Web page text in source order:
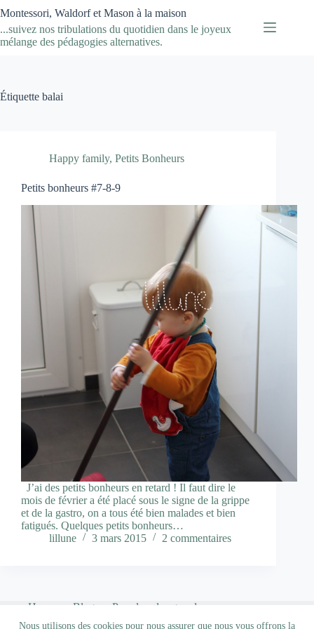
au
contenu
Nous utilisons des cookies pour nous assurer que nous vous offrons la
Montessori, Waldorf et Mason à la maison
...suivez nos tribulations du quotidien dans le joyeux
mélange des pédagogies alternatives.
Étiquette balai
Happy family, Petits Bonheurs
Petits bonheurs #7-8-9
J’ai des petits bonheurs en retard ! Il faut dire le
mois de février a été placé sous le signe de la grippe
et de la gastro, on a tous été bien malades et bien
fatigués. Quelques petits bonheurs…
lillune
3 mars 2015 2 commentaires
Home Blog
Pour les plus grands…
Qui suis-je ?